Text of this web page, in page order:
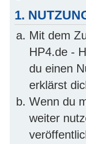
1.
Mit dem
HP4.de -
du einen
erklärst
Wenn du
weiter